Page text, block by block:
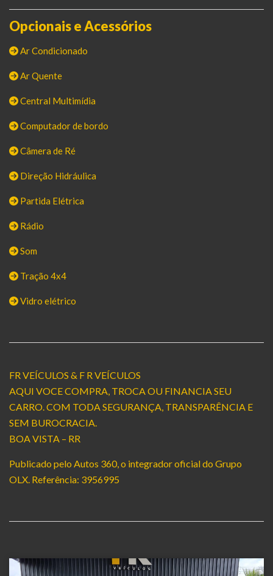
Opcionais e Acessórios
Ar Condicionado
Ar Quente
Central Multimídia
Computador de bordo
Câmera de Ré
Direção Hidráulica
Partida Elétrica
Rádio
Som
Tração 4x4
Vidro elétrico
FR VEÍCULOS & F R VEÍCULOS
AQUI VOCE COMPRA, TROCA OU FINANCIA SEU
CARRO. COM TODA SEGURANÇA, TRANSPARÊNCIA E
SEM BUROCRACIA.
BOA VISTA – RR
Publicado pelo Autos 360, o integrador oficial do Grupo
OLX. Referência: 3956995